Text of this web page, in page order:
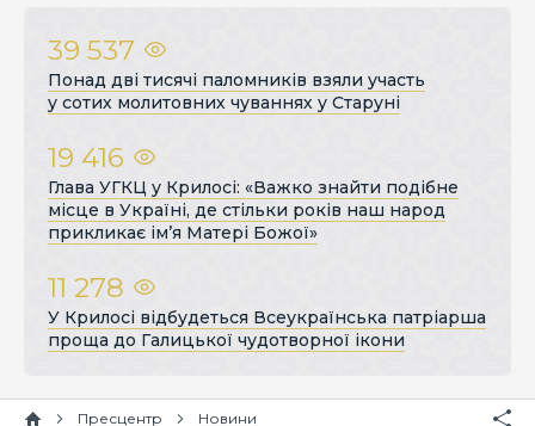
39 537
Понад дві тисячі паломників взяли участь
у сотих молитовних чуваннях у Старуні
19 416
Глава УГКЦ у Крилосі: «Важко знайти подібне
місце в Україні, де стільки років наш народ
прикликає ім’я Матері Божої»
11 278
У Крилосі відбудеться Всеукраїнська патріарша
проща до Галицької чудотворної ікони
Пресцентр Новини